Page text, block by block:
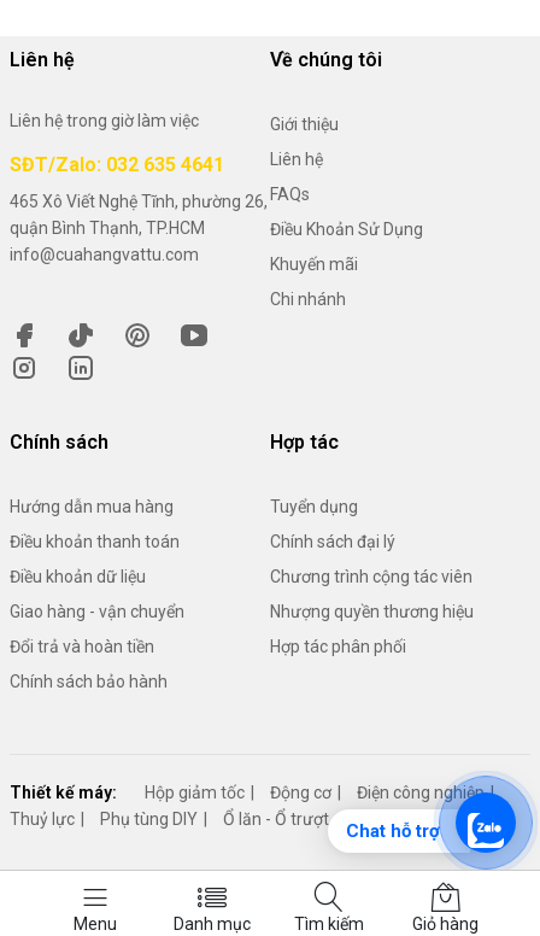
Menu Danh mục Tìm kiếm Giỏ hàng
Liên hệ
Liên hệ trong giờ làm việc
SĐT/Zalo: 032 635 4641
465 Xô Viết Nghệ Tĩnh, phường 26,
quận Bình Thạnh, TP.HCM
info@cuahangvattu.com
Về chúng tôi
Giới thiệu
Liên hệ
FAQs
Điều Khoản Sử Dụng
Khuyến mãi
Chi nhánh
Chính sách
Hướng dẫn mua hàng
Điều khoản thanh toán
Điều khoản dữ liệu
Giao hàng - vận chuyển
Đổi trả và hoàn tiền
Chính sách bảo hành
Hợp tác
Tuyển dụng
Chính sách đại lý
Chương trình cộng tác viên
Nhượng quyền thương hiệu
Hợp tác phân phối
Thiết kế máy: Hộp giảm tốc Động cơ
Điện công nghiệp
Thuỷ lực
Phụ tùng DIY Ổ lăn - Ổ trượt - Đỡ trục Cơ cấu máy
© 2026 Cửa Hàng Vật Tư. All Rights Reserved.
Chat hỗ trợ